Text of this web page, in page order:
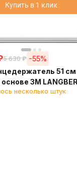
Купить в 1 клик
5 630 ₽ -55%
51 см
3М
несколько штук